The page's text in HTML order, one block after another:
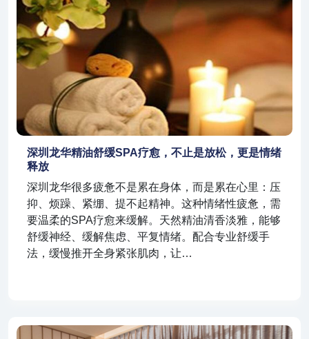
深圳龙华精油舒缓SPA疗愈，不止是放松，更是情绪
释放
深圳龙华很多疲惫不是累在身体，而是累在心里：压
抑、烦躁、紧绷、提不起精神。这种情绪性疲惫，需
要温柔的SPA疗愈来缓解。天然精油清香淡雅，能够
舒缓神经、缓解焦虑、平复情绪。配合专业舒缓手
法，缓慢推开全身紧张肌肉，让…